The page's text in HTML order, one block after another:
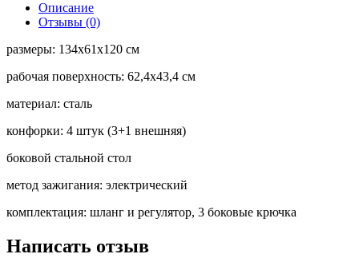
Описание
Отзывы (0)
размеры: 134х61х120 см
рабочая поверхность: 62,4х43,4 см
материал: сталь
конфорки: 4 штук (3+1 внешняя)
боковой стальной стол
метод зажигания: электрический
комплектация: шланг и регулятор, 3 боковые крючка
Написать отзыв